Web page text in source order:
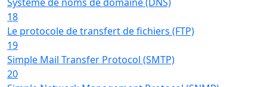
18
Le protocole de transfert de fichiers (FTP)
19
Simple Mail Transfer Protocol (SMTP)
20